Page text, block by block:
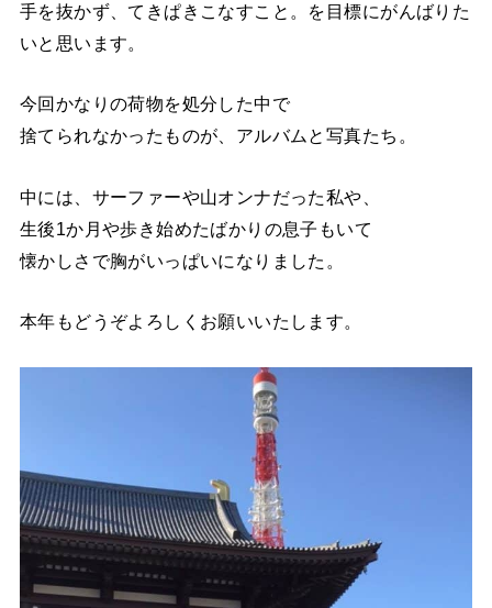
手を抜かず、てきぱきこなすこと。を目標にがんばりた
いと思います。
今回かなりの荷物を処分した中で
捨てられなかったものが、アルバムと写真たち。
中には、サーファーや山オンナだった私や、
生後1か月や歩き始めたばかりの息子もいて
懐かしさで胸がいっぱいになりました。
本年もどうぞよろしくお願いいたします。